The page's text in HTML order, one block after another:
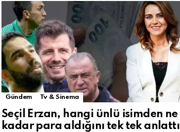
Gündem Tv & Sinema
Seçil Erzan, hangi ünlü isimden ne
kadar para aldığını tek tek anlattı